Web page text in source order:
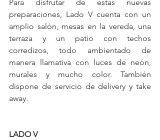
Para disfrutar de estas nuevas
preparaciones, Lado V cuenta con un
amplio salón, mesas en la vereda, una
terraza y un patio con techos
corredizos, todo ambientado de
manera llamativa con luces de neón,
murales y mucho color. También
dispone de servicio de delivery y take
away.
LADO V